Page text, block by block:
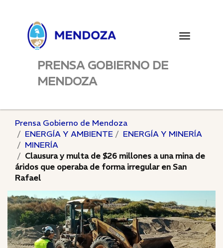
Toggle
PRENSA GOBIERNO DE
MENDOZA
Prensa Gobierno de Mendoza
ENERGÍA Y AMBIENTE
ENERGÍA Y MINERÍA
MINERÍA
Clausura y multa de $26 millones a una mina de
áridos que operaba de forma irregular en San
Rafael